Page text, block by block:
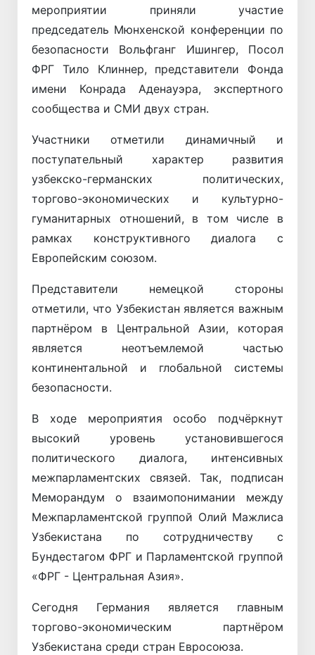
мероприятии приняли участие
председатель Мюнхенской конференции по
безопасности Вольфганг Ишингер, Посол
ФРГ Тило Клиннер, представители Фонда
имени Конрада Аденауэра, экспертного
сообщества и СМИ двух стран.
Участники отметили динамичный и
поступательный характер развития
узбекско-германских политических,
торгово-экономических и культурно-
гуманитарных отношений, в том числе в
рамках конструктивного диалога с
Европейским союзом.
Представители немецкой стороны
отметили, что Узбекистан является важным
партнёром в Центральной Азии, которая
является неотъемлемой частью
континентальной и глобальной системы
безопасности.
В ходе мероприятия особо подчёркнут
высокий уровень установившегося
политического диалога, интенсивных
межпарламентских связей. Так, подписан
Меморандум о взаимопонимании между
Межпарламентской группой Олий Мажлиса
Узбекистана по сотрудничеству с
Бундестагом ФРГ и Парламентской группой
«ФРГ - Центральная Азия».
Сегодня Германия является главным
торгово-экономическим партнёром
Узбекистана среди стран Евросоюза.